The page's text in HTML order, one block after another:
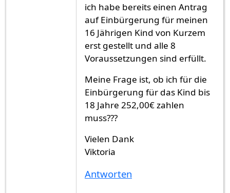
ich habe bereits einen Antrag
auf Einbürgerung für meinen
16 Jährigen Kind von Kurzem
erst gestellt und alle 8
Voraussetzungen sind erfüllt.
Meine Frage ist, ob ich für die
Einbürgerung für das Kind bis
18 Jahre 252,00€ zahlen
muss???
Vielen Dank
Viktoria
Antworten